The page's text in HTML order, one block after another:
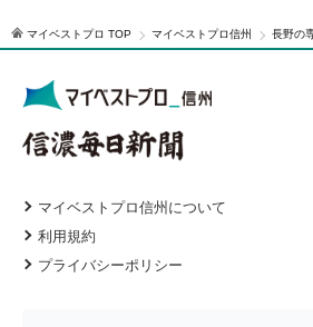
マイベストプロ TOP マイベストプロ信州 長野の
マイベストプロ信州について
利用規約
プライバシーポリシー